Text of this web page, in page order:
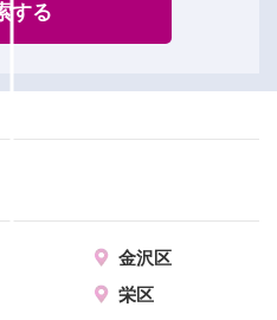
する
金沢区
栄区